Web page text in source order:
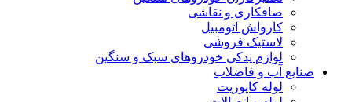
صافکاری و نقاشی
کارواش اتومبیل
لاستیک فروشی
لوازم یدکی خودروهای سبک و سنگین
صنایع آب و فاضلاب
لوله کاپوزیت